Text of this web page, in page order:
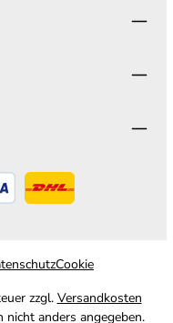
Cookie
zzgl. Versandkosten
anders angegeben.